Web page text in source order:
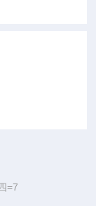
=7